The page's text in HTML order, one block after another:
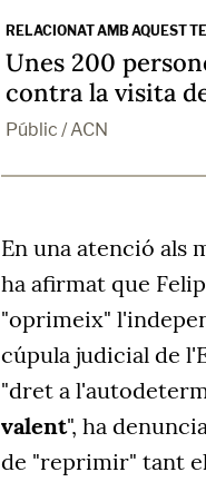
RELACIONAT AMB AQUEST
Unes 200
contra la visita
Públic / ACN
En una atenció als
ha afirmat que
"oprimeix"
cúpula judicial de
"dret a
valent", ha
de "reprimir" tant